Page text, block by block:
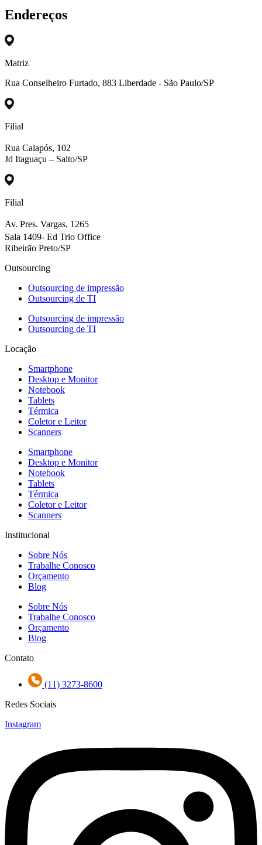
Endereços
Matriz
Rua Conselheiro Furtado, 883 Liberdade - São Paulo/SP
Filial
Rua Caiapós, 102
Jd Itaguaçu – Salto/SP
Filial
Av. Pres. Vargas, 1265
Sala 1409- Ed Trio Office
Ribeirão Preto/SP
Outsourcing
Outsourcing de impressão
Outsourcing de TI
Outsourcing de impressão
Outsourcing de TI
Locação
Smartphone
Desktop e Monitor
Notebook
Tablets
Térmica
Coletor e Leitor
Scanners
Smartphone
Desktop e Monitor
Notebook
Tablets
Térmica
Coletor e Leitor
Scanners
Institucional
Sobre Nós
Trabalhe Conosco
Orçamento
Blog
Sobre Nós
Trabalhe Conosco
Orçamento
Blog
Contato
(11) 3273-8600
Redes Sociais
Instagram